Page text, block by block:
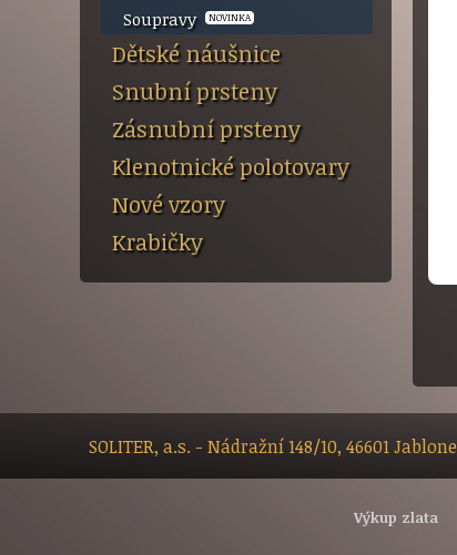
Soupravy
NOVINKA
Dětské náušnice
Snubní prsteny
Zásnubní prsteny
Klenotnické polotovary
Nové vzory
Krabičky
SOLITER, a.s. - Nádražní 148/10, 46601
Výkup zlata